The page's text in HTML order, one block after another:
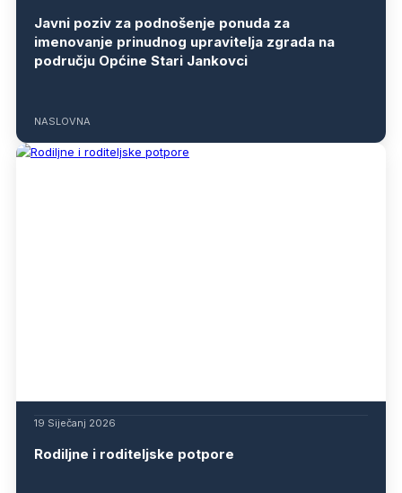
Javni poziv za podnošenje ponuda za
imenovanje prinudnog upravitelja zgrada na
području Općine Stari Jankovci
NASLOVNA
19 Siječanj 2026
Rodiljne i roditeljske potpore